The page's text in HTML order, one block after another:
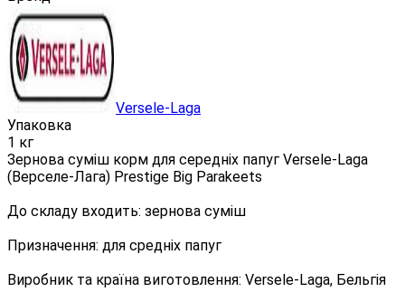
Versele-Laga
Упаковка
1 кг
Зернова суміш корм для середніх папуг Versele-Laga
(Верселе-Лага) Prestige Big Parakeets
До складу входить: зернова суміш
Призначення: для средніх папуг
Виробник та країна виготовлення: Versele-Laga, Бельгія